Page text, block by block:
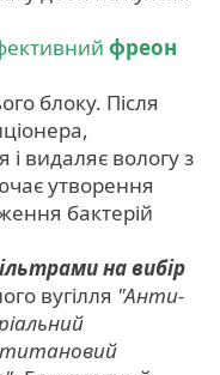
фреон
блоку. Після
і видаляє вологу з
утворення
бактерій
на вибір
вугілля "Анти-